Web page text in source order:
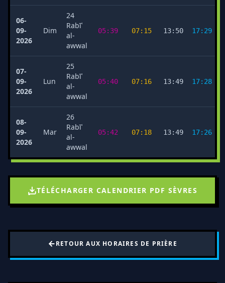
06-
09-
2026
Dim
24
Rabīʿ
al-
awwal
05:39 07:15 13:50 17:29
07-
09-
2026
Lun
25
Rabīʿ
al-
awwal
05:40 07:16 13:49 17:28
08-
09-
2026
Mar
26
Rabīʿ
al-
awwal
05:42 07:18 13:49 17:26
TÉLÉCHARGER CALENDRIER PDF SÈVRES
RETOUR AUX HORAIRES DE PRIÈRE